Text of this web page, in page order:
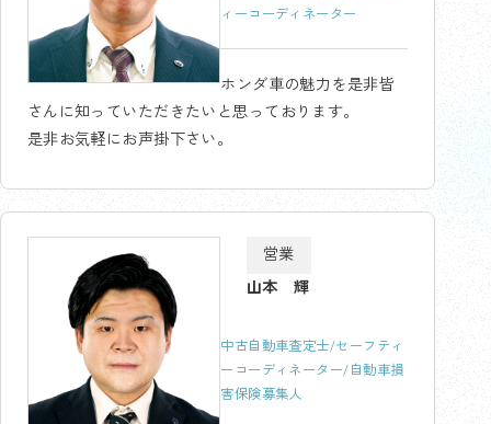
ィーコーディネーター
ホンダ車の魅力を是非皆
さんに知っていただきたいと思っております。
是非お気軽にお声掛下さい。
営業
山本 輝
中古自動車査定士/セーフティ
ーコーディネーター/自動車損
害保険募集人